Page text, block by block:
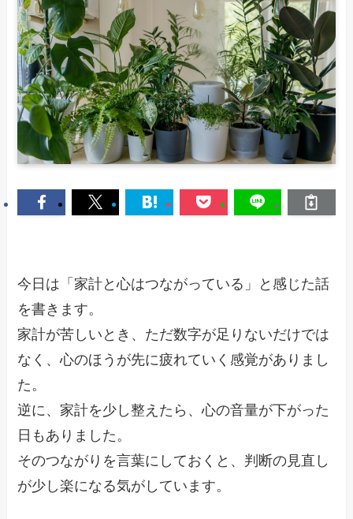
今日は「家計と心はつながっている」と感じた話
を書きます。
家計が苦しいとき、ただ数字が足りないだけでは
なく、心のほうが先に疲れていく感覚がありまし
た。
逆に、家計を少し整えたら、心の音量が下がった
日もありました。
そのつながりを言葉にしておくと、判断の見直し
が少し楽になる気がしています。